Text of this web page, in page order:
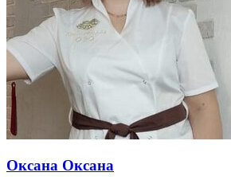
Оксана Оксана